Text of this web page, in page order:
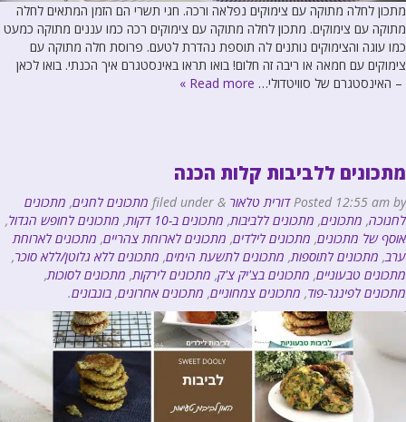
מתכון לחלה מתוקה עם צימוקים נפלאה ורכה. חגי תשרי הם הזמן המתאים לחלה
מתוקה עם צימוקים. מתכון לחלה מתוקה עם צימוקים רכה כמו עננים מתוקה כמעט
כמו עוגה והצימוקים נותנים לה תוספת נהדרת לטעם. פרוסת חלה מתוקה עם
צימוקים עם חמאה או ריבה זה חלום! בואו תראו באינסטגרם איך הכנתי. בואו לכאן
– האינסטגרם של סוויטדולי… Read more »
מתכונים ללביבות קלות הכנה
Posted 12:55 am by דורית טלאור & מתכונים לחגים, מתכונים
לחנוכה, מתכונים, מתכונים ללביבות, מתכונים ב-10 דקות , מתכונים לחופש הגדול,
אוסף של מתכונים, מתכונים לילדים, מתכונים לארוחת צהריים, מתכונים לארוחת
ערב, מתכונים לתוספות, מתכונים לתשעת הימים, מתכונים ללא גלוטן/ללא סוכר,
מתכונים טבעוניים, מתכונים בצ'יק צ'ק, מתכונים לירקות, מתכונים לסוכות,
מתכונים לפינגר-פוד, מתכונים צמחוניים, מתכונים אחרונים, בונבונים.